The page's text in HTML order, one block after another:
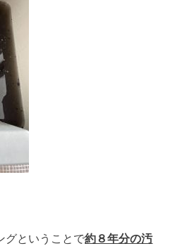
グということで約８年分の汚